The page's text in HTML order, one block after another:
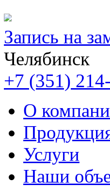
Запись на
Челябинск
+7 (351)
О
Услуги
Наши